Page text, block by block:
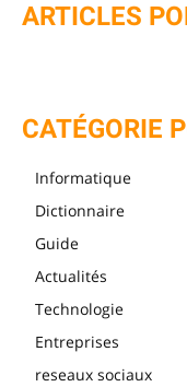
ARTICLES
CATÉGORIE
Informatique
Dictionnaire
Guide
Actualités
Technologie
Entreprises
reseaux sociaux